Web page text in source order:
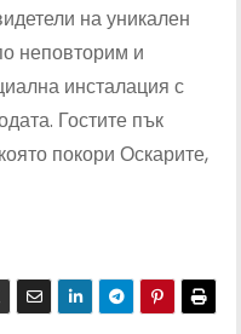
на уникален
неповторим и
инсталация с
Гостите пък
покори Оскарите,